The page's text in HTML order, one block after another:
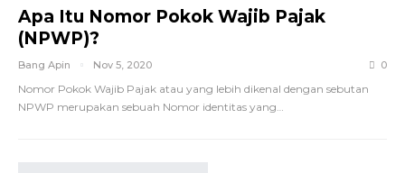
Apa Itu Nomor Pokok Wajib Pajak
(NPWP)?
Bang Apin Nov 5, 2020 0
Nomor Pokok Wajib Pajak atau yang lebih dikenal dengan sebutan
NPWP merupakan sebuah Nomor identitas yang…